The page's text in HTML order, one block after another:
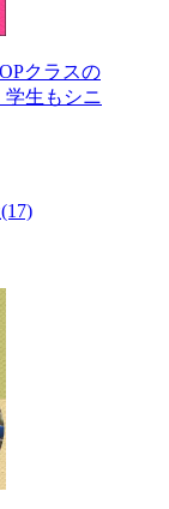
クラスの
学生もシニ